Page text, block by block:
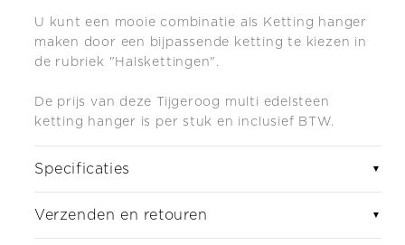
U kunt een mooie combinatie als Ketting hanger
maken door een bijpassende ketting te kiezen in
de rubriek "Halskettingen".
De prijs van deze Tijgeroog multi edelsteen
ketting hanger is per stuk en inclusief BTW.
Specificaties ▼
Verzenden en retouren ▼